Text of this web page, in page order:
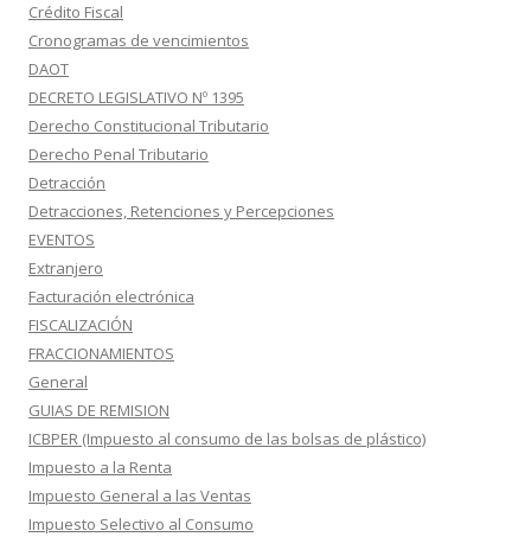
Crédito Fiscal
Cronogramas de vencimientos
DAOT
DECRETO LEGISLATIVO Nº 1395
Derecho Constitucional Tributario
Derecho Penal Tributario
Detracción
Detracciones, Retenciones y Percepciones
EVENTOS
Extranjero
Facturación electrónica
FISCALIZACIÓN
FRACCIONAMIENTOS
General
GUIAS DE REMISION
ICBPER (Impuesto al consumo de las bolsas de plástico)
Impuesto a la Renta
Impuesto General a las Ventas
Impuesto Selectivo al Consumo